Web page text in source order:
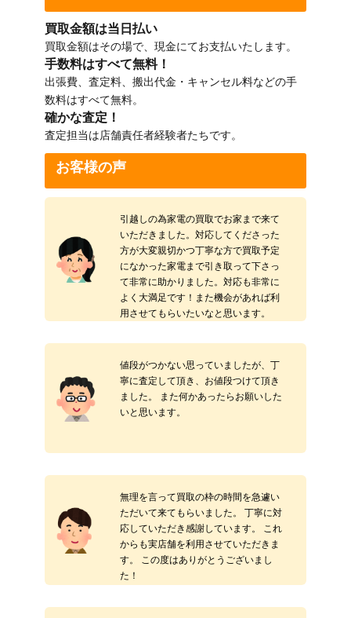
買取金額は当日払い
買取金額はその場で、現金にてお支払いたします。
手数料はすべて無料！
出張費、査定料、搬出代金・キャンセル料などの手
数料はすべて無料。
確かな査定！
査定担当は店舗責任者経験者たちです。
お客様の声
引越しの為家電の買取でお家まで来て
いただきました。対応してくださった
方が大変親切かつ丁寧な方で買取予定
になかった家電まで引き取って下さっ
て非常に助かりました。対応も非常に
よく大満足です！また機会があれば利
用させてもらいたいなと思います。
値段がつかない思っていましたが、丁
寧に査定して頂き、お値段つけて頂き
ました。 また何かあったらお願いした
いと思います。
無理を言って買取の枠の時間を急遽い
ただいて来てもらいました。 丁寧に対
応していただき感謝しています。 これ
からも実店舗を利用させていただきま
す。 この度はありがとうございまし
た！